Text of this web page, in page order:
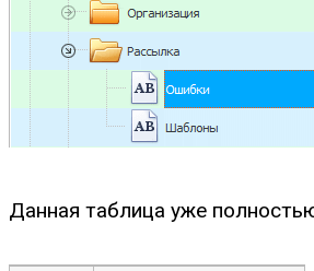
Данная таблица уже